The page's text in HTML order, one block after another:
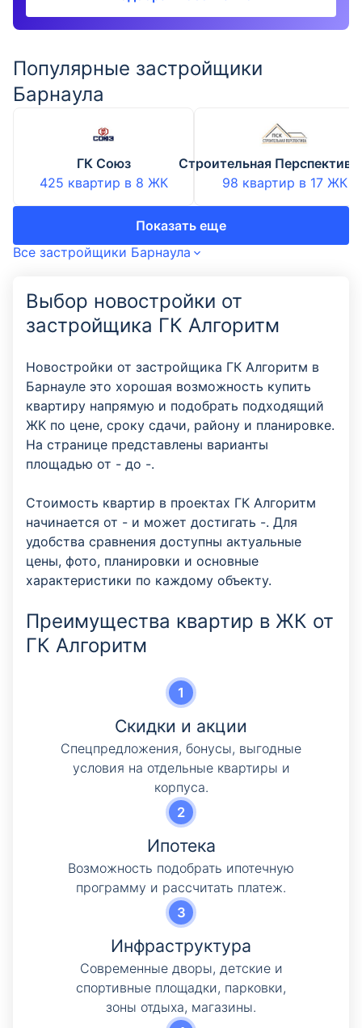
Популярные застройщики
Барнаула
ГК Союз
425 квартир в 8 ЖК
Строительная
98 квартир в 17ЖК
Показать еще
Все застройщики Барнаула
Выбор новостройки от
застройщика ГК Алгоритм
Новостройки от застройщика ГК Алгоритм в
Барнауле это хорошая возможность купить
квартиру напрямую и подобрать подходящий
ЖК по цене, сроку сдачи, району и планировке.
На странице представлены варианты
площадью от - до -.
Стоимость квартир в проектах ГК Алгоритм
начинается от - и может достигать -. Для
удобства сравнения доступны актуальные
цены, фото, планировки и основные
характеристики по каждому объекту.
Преимущества квартир в ЖК от
ГК Алгоритм
Скидки и акции
Cпецпредложения, бонусы, выгодные
условия на отдельные квартиры и
корпуса.
Ипотека
Возможность подобрать ипотечную
программу и рассчитать платеж.
Инфраструктура
Современные дворы, детские и
спортивные площадки, парковки,
зоны отдыха, магазины.